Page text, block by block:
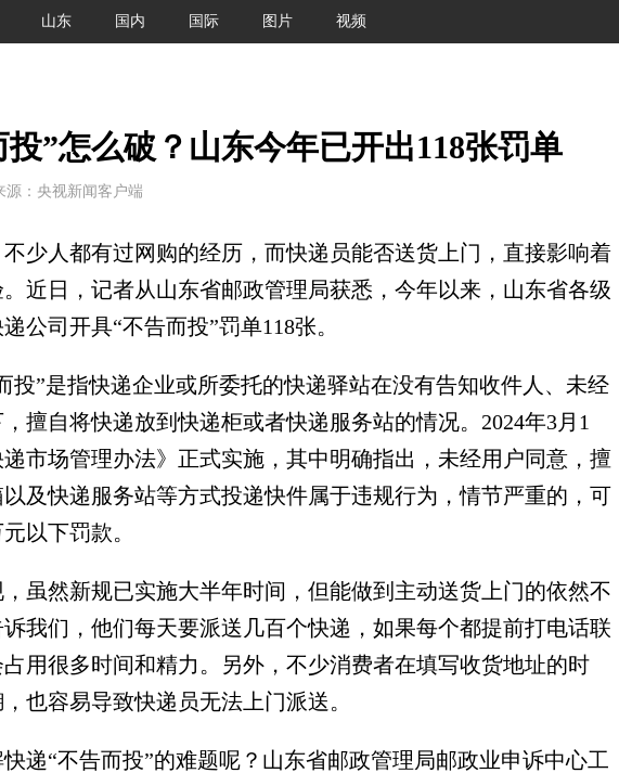
山东 国内 国际 图片 视频
”怎么破？山东今年已开出118张罚单
源：央视新闻客户端
人都有过网购的经历，而快递员能否送货上门，直接影响着
近日，记者从山东省邮政管理局获悉，今年以来，山东省各级
公司开具“不告而投”罚单118张。
”是指快递企业或所委托的快递驿站在没有告知收件人、未经
擅自将快递放到快递柜或者快递服务站的情况。2024年3月1
市场管理办法》正式实施，其中明确指出，未经用户同意，擅
及快递服务站等方式投递快件属于违规行为，情节严重的，可
以下罚款。
然新规已实施大半年时间，但能做到主动送货上门的依然不
我们，他们每天要派送几百个快递，如果每个都提前打电话联
用很多时间和精力。另外，不少消费者在填写收货地址的时
也容易导致快递员无法上门派送。
“不告而投”的难题呢？山东省邮政管理局邮政业申诉中心工